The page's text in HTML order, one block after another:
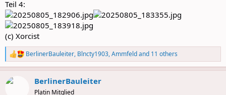
Teil 4:
(c) Xorcist
R
e
a
c
BerlinerBauleiter, Blncty1903,Ammfeldand 11 others
BerlinerBauleiter
Platin Mitglied